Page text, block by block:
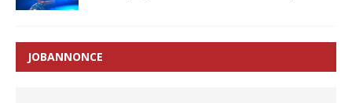
JOBANNONCE